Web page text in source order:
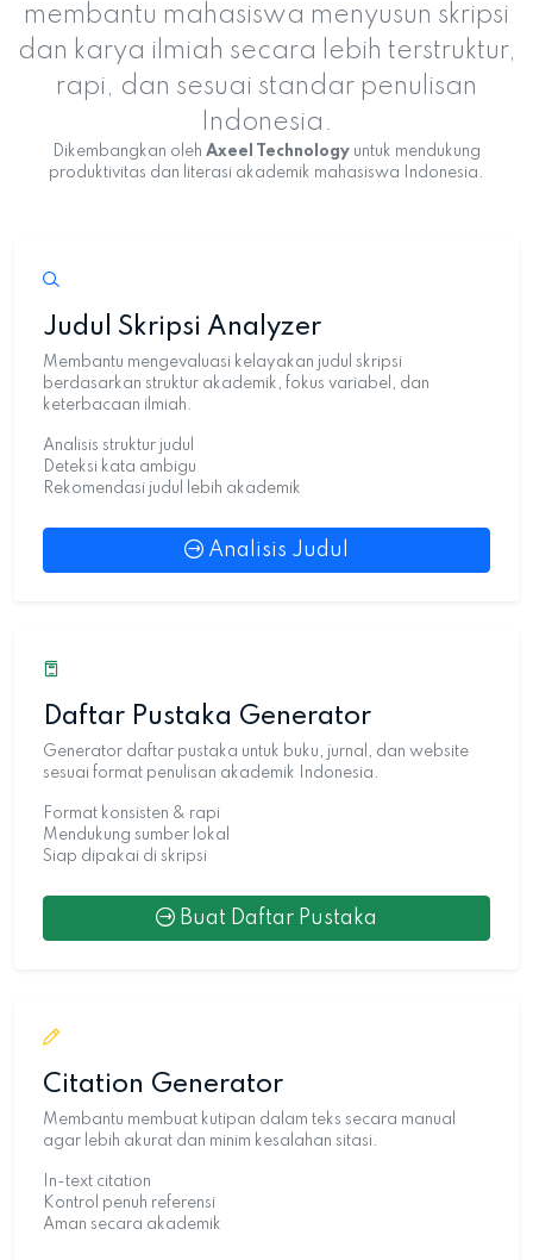
membantu mahasiswa menyusun skripsi
dan karya ilmiah secara lebih terstruktur,
rapi, dan sesuai standar penulisan
Indonesia.
Dikembangkan oleh Axeel Technology untuk mendukung
produktivitas dan literasi akademik mahasiswa Indonesia.
Judul Skripsi Analyzer
Membantu mengevaluasi kelayakan judul skripsi
berdasarkan struktur akademik, fokus variabel, dan
keterbacaan ilmiah.
Analisis struktur judul
Deteksi kata ambigu
Rekomendasi judul lebih akademik
Analisis Judul
Daftar Pustaka Generator
Generator daftar pustaka untuk buku, jurnal, dan website
sesuai format penulisan akademik Indonesia.
Format konsisten & rapi
Mendukung sumber lokal
Siap dipakai di skripsi
Buat Daftar Pustaka
Citation Generator
Membantu membuat kutipan dalam teks secara manual
agar lebih akurat dan minim kesalahan sitasi.
In-text citation
Kontrol penuh referensi
Aman secara akademik